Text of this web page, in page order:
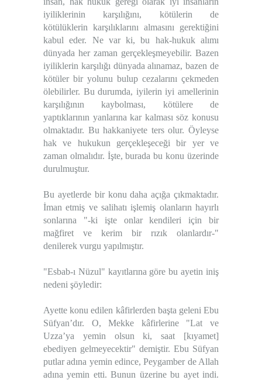
iyiliklerinin karşılığını, kötülerin de
kötülüklerin karşılıklarını almasını gerektiğini
kabul eder. Ne var ki, bu hak-hukuk alımı
dünyada her zaman gerçekleşmeyebilir. Bazen
iyiliklerin karşılığı dünyada alınamaz, bazen de
kötüler bir yolunu bulup cezalarını çekmeden
ölebilirler. Bu durumda, iyilerin iyi amellerinin
karşılığının kaybolması, kötülere de
yaptıklarının yanlarına kar kalması söz konusu
olmaktadır. Bu hakkaniyete ters olur. Öyleyse
hak ve hukukun gerçekleşeceği bir yer ve
zaman olmalıdır. İşte, burada bu konu üzerinde
durulmuştur.
Bu ayetlerde bir konu daha açığa çıkmaktadır.
İman etmiş ve salihatı işlemiş olanların hayırlı
sonlarına "-ki işte onlar kendileri için bir
mağfiret ve kerim bir rızık olanlardır-"
denilerek vurgu yapılmıştır.
"Esbab-ı Nüzul" kayıtlarına göre bu ayetin iniş
nedeni şöyledir:
Ayette konu edilen kâfirlerden başta geleni Ebu
Süfyan’dır. O, Mekke kâfirlerine "Lat ve
Uzza’ya yemin olsun ki, saat [kıyamet]
ebediyen gelmeyecektir" demiştir. Ebu Süfyan
putlar adına yemin edince, Peygamber de Allah
adına yemin etti. Bunun üzerine bu ayet indi.